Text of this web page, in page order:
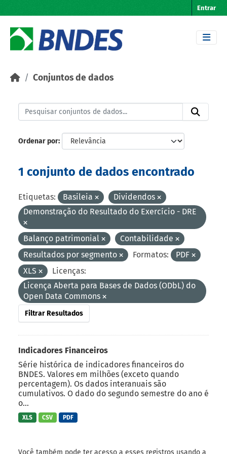
Entrar
Conjuntos de dados
Ordenar por
1 conjunto de dados encontrado
Etiquetas: Basileia
Dividendos
Demonstração do Resultado do Exercício - DRE
Balanço patrimonial
Contabilidade
Resultados por segmento
Formatos:
PDF
XLS
Licenças:
Licença Aberta para Bases de Dados (ODbL) do
Open Data Commons
Filtrar Resultados
Indicadores Financeiros
Série histórica de indicadores financeiros do
BNDES. Valores em milhões (exceto quando
percentagem). Os dados interanuais são
cumulativos. O dado do segundo semestre do ano é
o...
XLS CSV PDF